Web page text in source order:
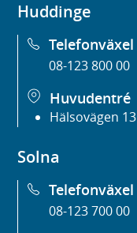
Huddinge
Telefonväxel
08-123 800 00
Huvudentré
Hälsovägen 13
Solna
Telefonväxel
08-123 700 00